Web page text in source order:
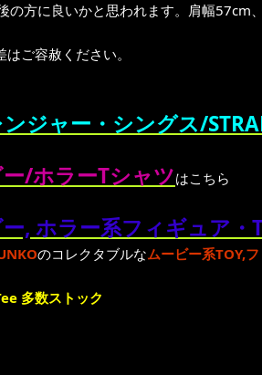
の方に良いかと思われます。肩幅57cm
はご容赦ください。
ジャー・シングス/
/ホラーTシャツはこちら
, ホラー系フィギュア・
のコレクタブルなムービー系TOY,
多数ストック